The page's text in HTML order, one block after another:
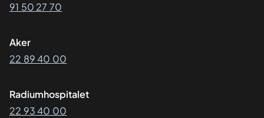
91 50 27 70
Aker
22 89 40 00
Radiumhospitalet
22 93 40 00